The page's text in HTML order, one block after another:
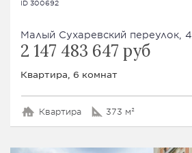
ID 300692
Малый Сухаревский переулок, 4
2 147 483 647 руб
Квартира, 6 комнат
Квартира 373 м²